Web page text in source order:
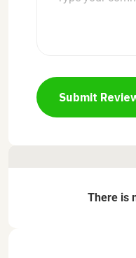
Submit
There is